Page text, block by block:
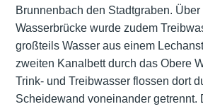
Brunnenbach den Stadtgraben. Über
Wasserbrücke wurde zudem
großteils Wasser aus einem
zweiten Kanalbett durch das Obere
Trink- und Treibwasser flossen dort
Scheidewand voneinander getrennt.